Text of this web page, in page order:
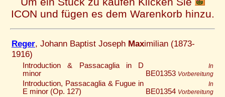
ICON und fügen es dem Warenkorb hinzu.
Reger, Johann Baptist Joseph Maximilian (1873-
1916)
Introduction & Passacaglia in D
minor
BE01353
In
Vorbereitung
Introduction, Passacaglia & Fugue in
E minor (Op. 127)
BE01354
In
Vorbereitung